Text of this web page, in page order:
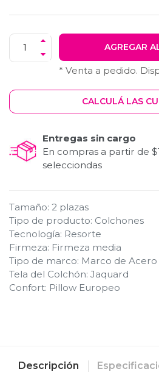
AGREGAR
* Venta a pedido.
CALCULÁ LAS
Entregas sin cargo
En compras a partir de
selecciondas
Tamaño: 2 plazas
Tipo de producto: Colchones
Tecnología: Resorte
Firmeza: Firmeza media
Tipo de marco: Marco de Acero
Tela del Colchón: Jaquard
Confort: Pillow Europeo
Descripción